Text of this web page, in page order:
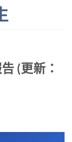
(更新：